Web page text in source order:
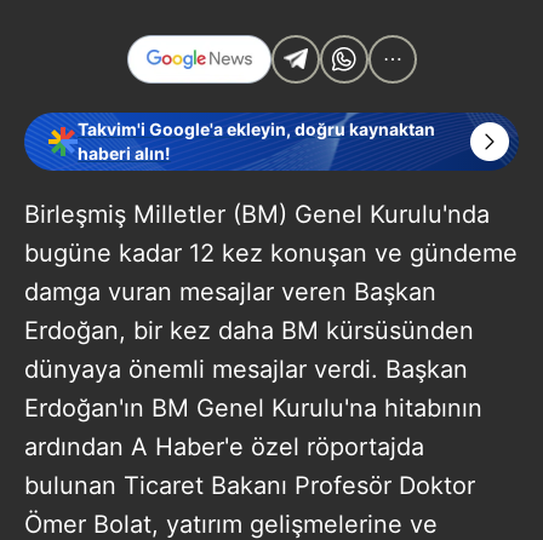
Takvim'i Google'a ekleyin, doğru kaynaktan
haberi alın!
Birleşmiş Milletler (BM) Genel Kurulu'nda
bugüne kadar 12 kez konuşan ve gündeme
damga vuran mesajlar veren Başkan
Erdoğan, bir kez daha BM kürsüsünden
dünyaya önemli mesajlar verdi. Başkan
Erdoğan'ın BM Genel Kurulu'na hitabının
ardından A Haber'e özel röportajda
bulunan Ticaret Bakanı Profesör Doktor
Ömer Bolat, yatırım gelişmelerine ve